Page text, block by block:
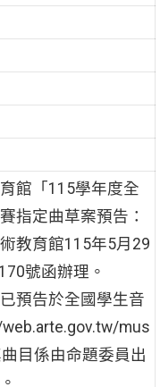
館「115學年度全
指定曲草案預告：
教育館115年5月29
號函辦理。
預告於全國學生音
mus
目係由命題委員出